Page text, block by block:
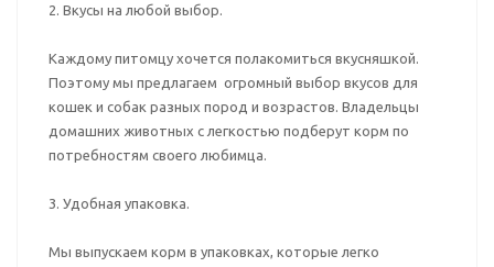
2. Вкусы на любой выбор.
Каждому питомцу хочется полакомиться вкусняшкой.
Поэтому мы предлагаем огромный выбор вкусов для
кошек и собак разных пород и возрастов. Владельцы
домашних животных с легкостью подберут корм по
потребностям своего любимца.
3. Удобная упаковка.
Мы выпускаем корм в упаковках, которые легко